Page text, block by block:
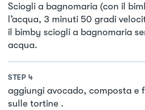
Sciogli a bagnomaria (con il
l’acqua, 3 minuti 50 gradi
il bimby sciogli a bagnomaria
acqua.
STEP 4
aggiungi avocado, composta e
sulle tortine .